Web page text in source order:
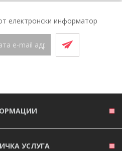
електронски информатор
УСЛУГА